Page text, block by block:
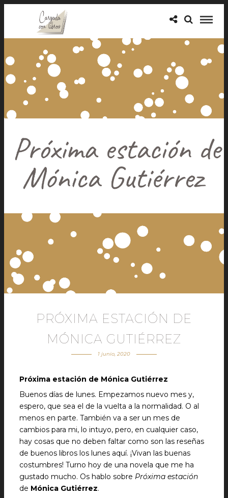
PRÓXIMA ESTACIÓN DE
MÓNICA GUTIÉRREZ
1 junio, 2020
Próxima estación de Mónica Gutiérrez
Buenos días de lunes. Empezamos nuevo mes y,
espero, que sea el de la vuelta a la normalidad. O al
menos en parte. También va a ser un mes de
cambios para mi, lo intuyo, pero, en cualquier caso,
hay cosas que no deben faltar como son las reseñas
de buenos libros los lunes aquí. ¡Vivan las buenas
costumbres! Turno hoy de una novela que me ha
gustado mucho. Os hablo sobre Próxima estación
de Mónica Gutiérrez.